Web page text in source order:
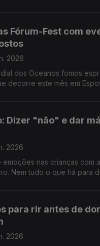
Fórum-Fest com
2026
dos Oceanos fomos
decorre este mês em
Dizer "não" e dar
2026
emoções nas crianças com
Nem tudo o que há para
para rir antes de
2026